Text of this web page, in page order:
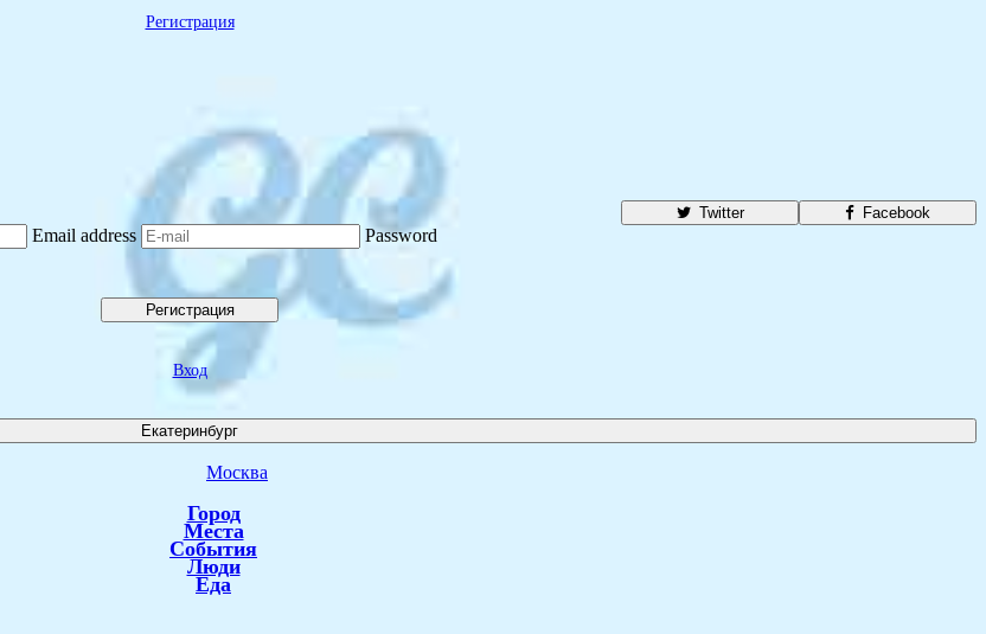
Регистрация
Facebook
Twitter
Email address
Password
Регистрация
Вход
Екатеринбург
Москва
Город
Места
События
Люди
Еда